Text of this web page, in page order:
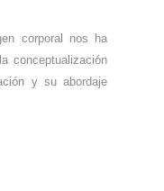
corporal nos ha
conceptualización
y su abordaje